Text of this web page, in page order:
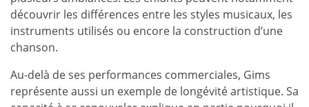
découvrir les différences entre les styles musicaux, les
instruments utilisés ou encore la construction d’une
chanson.
Au-delà de ses performances commerciales, Gims
représente aussi un exemple de longévité artistique. Sa